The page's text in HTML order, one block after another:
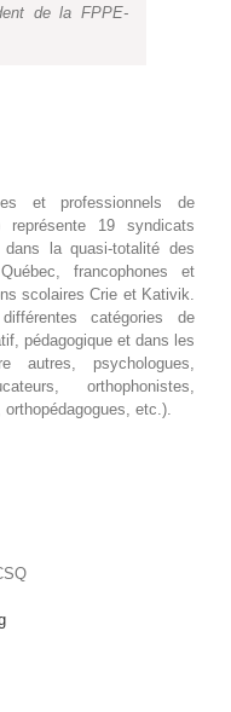
de la FPPE-
et professionnels de
représente 19 syndicats
la quasi-totalité des
francophones et
scolaires Crie et Kativik.
catégories de
pédagogique et dans les
autres, psychologues,
orthophonistes,
etc.).